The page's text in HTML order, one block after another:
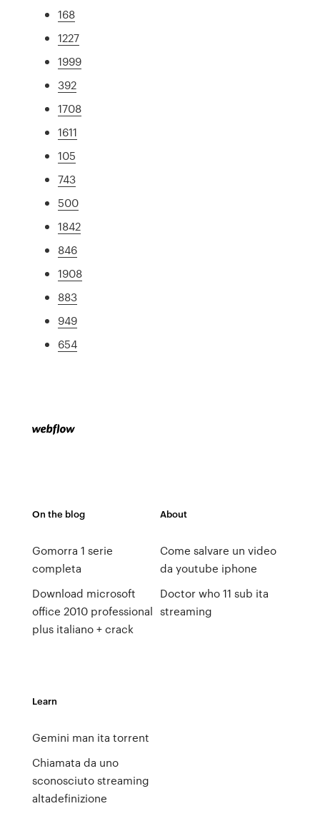
168
1227
1999
392
1708
1611
105
743
500
1842
846
1908
883
949
654
On the blog
Gomorra 1 serie
completa
Download microsoft
office 2010 professional
plus italiano + crack
About
Come salvare un video
da youtube iphone
Doctor who 11 sub ita
streaming
Learn
Gemini man ita torrent
Chiamata da uno
sconosciuto streaming
altadefinizione